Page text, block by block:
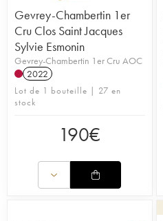
Gevrey-Chambertin 1er
Cru Clos Saint Jacques
Sylvie Esmonin
Gevrey-Chambertin 1er Cru AOC
2022
Lot de 1 bouteille | 27 en
stock
190€